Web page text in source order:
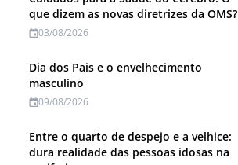
que dizem as novas diretrizes da OMS?
03/08/2026
Dia dos Pais e o envelhecimento
masculino
09/08/2026
Entre o quarto de despejo e a velhice:
dura realidade das pessoas idosas na